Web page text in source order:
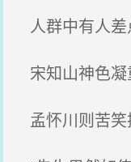
人群中有人差
宋知山神色凝
孟怀川则苦笑